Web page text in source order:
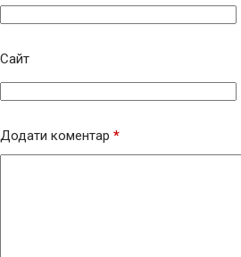
Сайт
Додати коментар *